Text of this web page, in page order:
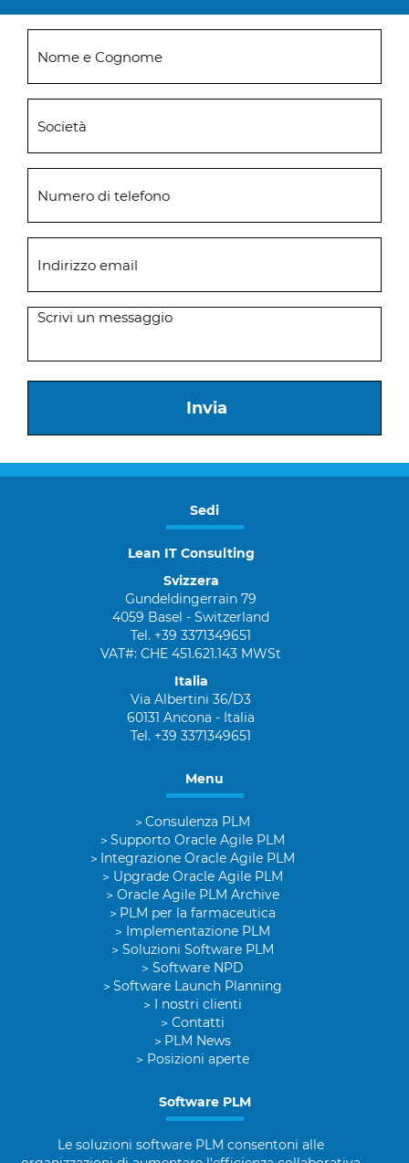
Invia
Sedi
Lean IT Consulting
Svizzera
Gundeldingerrain 79
4059 Basel - Switzerland
Tel. +39 3371349651
VAT#: CHE 451.621.143 MWSt
Italia
Via Albertini 36/D3
60131 Ancona - Italia
Tel. +39 3371349651
Menu
Consulenza PLM
Supporto Oracle Agile PLM
Integrazione Oracle Agile PLM
Upgrade Oracle Agile PLM
Oracle Agile PLM Archive
PLM per la farmaceutica
Implementazione PLM
Soluzioni Software PLM
Software NPD
Software Launch Planning
I nostri clienti
Contatti
PLM News
Posizioni aperte
Software PLM
Le soluzioni software PLM consentoni alle